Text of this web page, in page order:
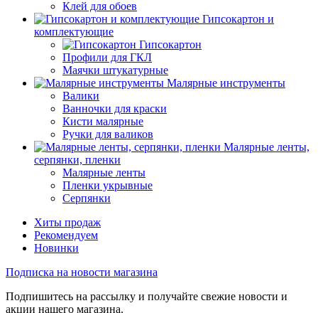
Клей для обоев
Гипсокартон и
комплектующие
Гипсокартон
Профили для ГКЛ
Маячки штукатурные
Малярные инструменты
Валики
Ванночки для краски
Кисти малярные
Ручки для валиков
Малярные ленты,
серпянки, пленки
Малярные ленты
Пленки укрывные
Серпянки
Хиты продаж
Рекомендуем
Новинки
Подписка на новости магазина
Подпишитесь на рассылку и получайте свежие новости и
акции нашего магазина.